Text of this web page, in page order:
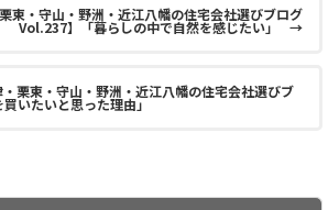
東・守山・野洲・近江八幡の住宅会社選びブログ
Vol.237】「暮らしの中で自然を感じたい」 →
・栗東・守山・野洲・近江八幡の住宅会社選びブ
いたいと思った理由」